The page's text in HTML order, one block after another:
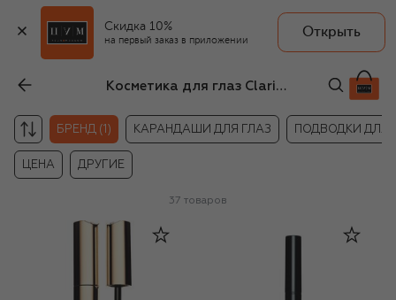
Скидка 10%
на первый заказ в приложении
Открыть
Косметика для глаз Clarins
БРЕНД (1) КАРАНДАШИ ДЛЯ ГЛАЗ ПОДВОДКИ ДЛЯ
ЦЕНА ДРУГИЕ
37 товаров